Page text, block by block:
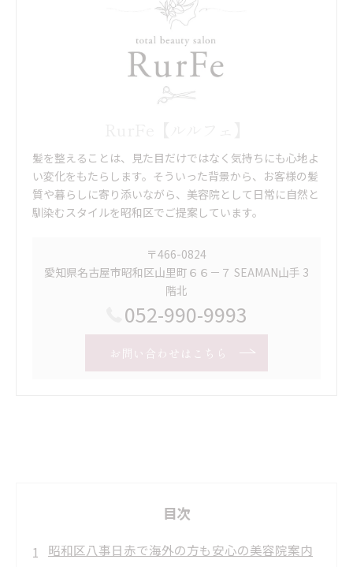
髪を整えることは、見た目だけではなく気持ちにも心地よ
い変化をもたらします。そういった背景から、お客様の髪
質や暮らしに寄り添いながら、美容院として日常に自然と
馴染むスタイルを昭和区でご提案しています。
〒466-0824
愛知県名古屋市昭和区山里町６６－７ SEAMAN山手 3
階北
052-990-9993
お問い合わせはこちら
目次
昭和区八事日赤で海外の方も安心の美容院案内